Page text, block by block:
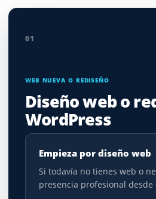
01
WEB NUEVA O REDISEÑO
Diseño web o
WordPress
Empieza por diseño web
Si todavía no tienes web o
presencia profesional desde